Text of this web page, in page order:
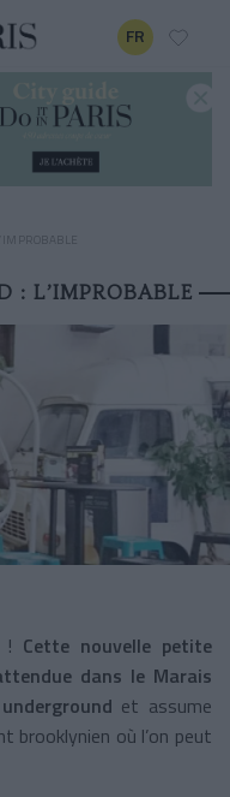
FR
: L’IMPROBABLE
! Cette nouvelle petite
dans le Marais
et assume
brooklynien où l’on peut